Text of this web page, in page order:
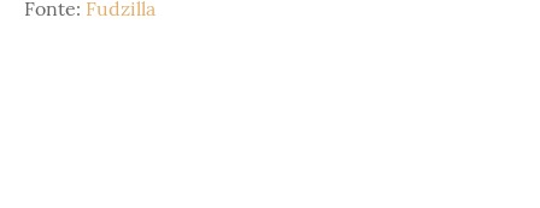
Fonte: Fudzilla